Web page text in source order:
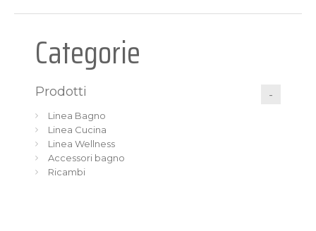
Categorie
Prodotti
Linea Bagno
Linea Cucina
Linea Wellness
Accessori bagno
Ricambi